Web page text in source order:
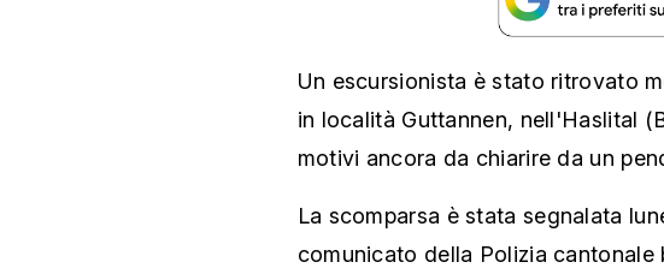
Un escursionista è stato ritrovato
in località Guttannen, nell'Haslital
motivi ancora da chiarire da un
La scomparsa è stata segnalata
comunicato della Polizia cantonale